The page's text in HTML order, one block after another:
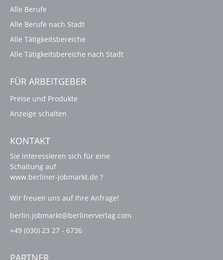
Alle Berufe
Alle Berufe nach Stadt
Alle Tätigkeitsbereiche
Alle Tätigkeitsbereiche nach Stadt
FÜR ARBEITGEBER
Preise und Produkte
Anzeige schalten
KONTAKT
Sie interessieren sich für eine
Schaltung auf
www.berliner-jobmarkt.de ?
Wir freuen uns auf Ihre Anfrage!
berlin.jobmarkt@berlinerverlag.com
+49 (030) 23 27 - 6736
PARTNER